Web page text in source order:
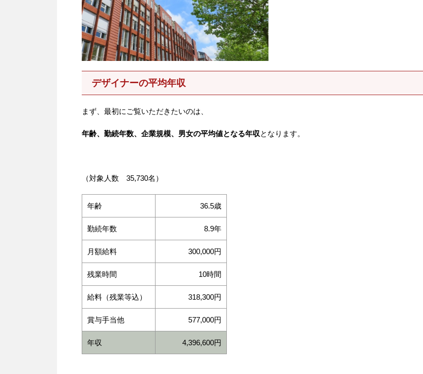
デザイナーの平均年収
まず、最初にご覧いただきたいのは、
年齢、勤続年数、企業規模、男女の平均値となる年収となります。
（対象人数 35,730名）
年齢 36.5歳
勤続年数 8.9年
月額給料 300,000円
残業時間 10時間
給料（残業等込） 318,300円
賞与手当他 577,000円
年収 4,396,600円